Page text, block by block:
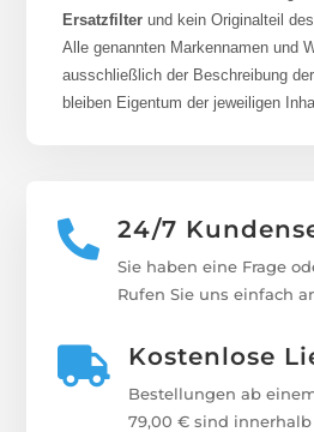
Ersatzfilter und kein Originalteil
Alle genannten Markennamen und
ausschließlich der Beschreibung
bleiben Eigentum der jeweiligen
 24/7
Sie haben eine Frage
Rufen Sie uns einfach
 Kostenlose
Bestellungen ab
79,00 € sind